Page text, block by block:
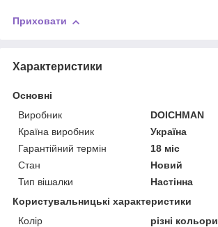
Приховати
Характеристики
Основні
Виробник
DOICHMAN
Країна виробник
Україна
Гарантійний термін
18 міс
Стан
Новий
Тип вішалки
Настінна
Користувальницькі характеристики
Колір
різні кольори